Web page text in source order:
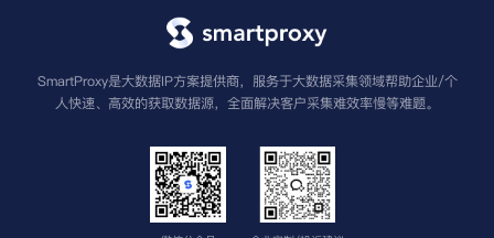
SmartProxy是大数据IP方案提供商，服务于大数据采集领域帮助企业/个
人快速、高效的获取数据源，全面解决客户采集难效率慢等难题。